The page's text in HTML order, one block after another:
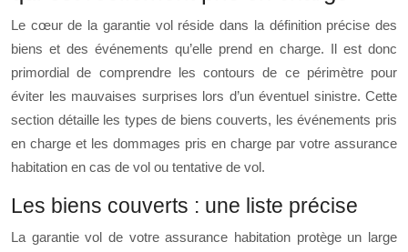
Le cœur de la garantie vol réside dans la définition précise des
biens et des événements qu’elle prend en charge. Il est donc
primordial de comprendre les contours de ce périmètre pour
éviter les mauvaises surprises lors d’un éventuel sinistre. Cette
section détaille les types de biens couverts, les événements pris
en charge et les dommages pris en charge par votre assurance
habitation en cas de vol ou tentative de vol.
Les biens couverts : une liste précise
La garantie vol de votre assurance habitation protège un large